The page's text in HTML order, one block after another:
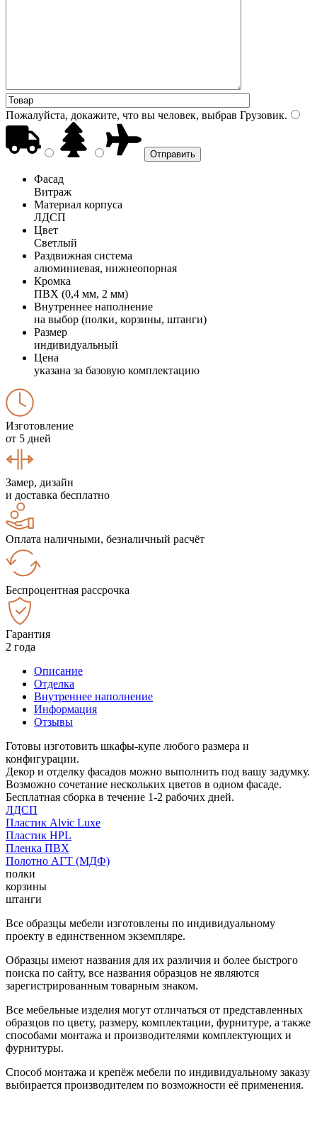
Пожалуйста, докажите, что вы человек, выбрав Грузовик.
Фасад
Витраж
Материал корпуса
ЛДСП
Цвет
Светлый
Раздвижная система
алюминиевая, нижнеопорная
Кромка
ПВХ (0,4 мм, 2 мм)
Внутреннее наполнение
на выбор (полки, корзины, штанги)
Размер
индивидуальный
Цена
указана за базовую комплектацию
Изготовление
от 5 дней
Замер, дизайн
и доставка бесплатно
Оплата наличными, безналичный расчёт
Беспроцентная рассрочка
Гарантия
2 года
Описание
Отделка
Внутреннее наполнение
Информация
Отзывы
Готовы изготовить шкафы-купе любого размера и
конфигурации.
Декор и отделку фасадов можно выполнить под вашу задумку.
Возможно сочетание нескольких цветов в одном фасаде.
Бесплатная сборка в течение 1-2 рабочих дней.
ЛДСП
Пластик Alvic Luxe
Пластик HPL
Пленка ПВХ
Полотно АГТ (МДФ)
полки
корзины
штанги
Все образцы мебели изготовлены по индивидуальному
проекту в единственном экземпляре.
Образцы имеют названия для их различия и более быстрого
поиска по сайту, все названия образцов не являются
зарегистрированным товарным знаком.
Все мебельные изделия могут отличаться от представленных
образцов по цвету, размеру, комплектации, фурнитуре, а также
способами монтажа и производителями комплектующих и
фурнитуры.
Способ монтажа и крепёж мебели по индивидуальному заказу
выбирается производителем по возможности её применения.